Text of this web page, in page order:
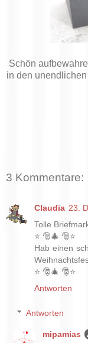
Schön
in den
3 Kommentare:
Claudia 23.
Tolle
⭐ 🎅🎄 🎅⭐
Hab einen
⭐ 🎅🎄 🎅⭐
Antworten
Antworten
mipamias